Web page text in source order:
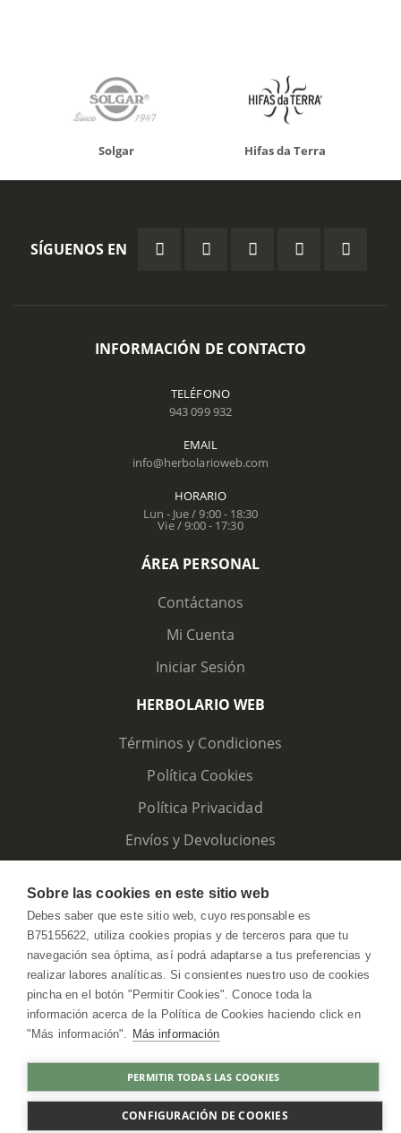
COMPRAR
Solgar Hifas da Terra
SÍGUENOS EN
INFORMACIÓN DE CONTACTO
TELÉFONO
943 099 932
EMAIL
info@herbolarioweb.com
HORARIO
Lun - Jue / 9:00 - 18:30
Vie / 9:00 - 17:30
ÁREA PERSONAL
Contáctanos
Mi Cuenta
Iniciar Sesión
HERBOLARIO WEB
Términos y Condiciones
Política Cookies
Política Privacidad
Envíos y Devoluciones
HerbolarioWeb © 2026. All Rights Reserved
Sobre las cookies en este sitio web
Debes saber que este sitio web, cuyo responsable es
B75155622, utiliza cookies propias y de terceros para que tu
navegación sea óptima, así podrá adaptarse a tus preferencias y
realizar labores analíticas. Si consientes nuestro uso de cookies
pincha en el botón "Permitir Cookies". Conoce toda la
información acerca de la Política de Cookies haciendo click en
"Más información". Más información
PERMITIR TODAS LAS COOKIES
CONFIGURACIÓN DE COOKIES